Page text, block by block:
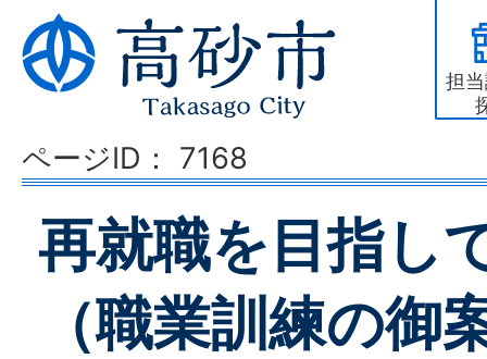
担
ページID： 7168
再就職を目指し
（職業訓練の御